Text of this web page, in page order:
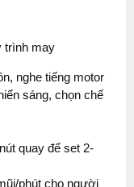
trình may
nghe tiếng motor
sáng, chọn chế
quay để set 2-
phút cho người